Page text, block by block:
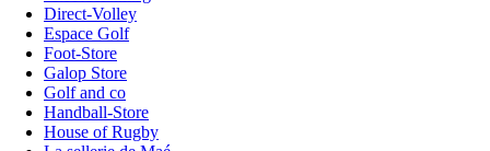
Direct-Volley
Espace Golf
Foot-Store
Galop Store
Golf and co
Handball-Store
House of Rugby